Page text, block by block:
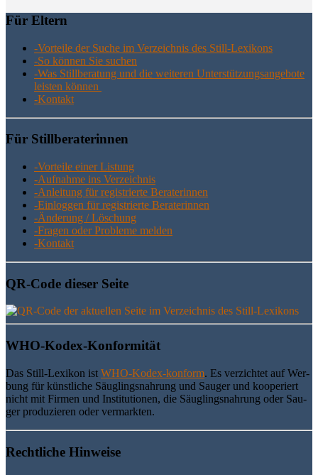
Für Eltern
-Vor­tei­le der Suche im Ver­zeich­nis des Still-Lexikons
-So kön­nen Sie suchen
-Was Still­be­ra­tung und die wei­te­ren Unter­stüt­zungs­an­ge­bo­te
leis­ten können
-Kon­takt
Für Still­be­ra­te­rin­nen
-Vor­tei­le einer Listung
-Auf­nah­me ins Verzeichnis
-Anlei­tung für regis­trier­te Beraterinnen
-Ein­log­gen für regis­trier­te Beraterinnen
-Ände­rung / Löschung
-Fra­gen oder Pro­ble­me melden
-Kon­takt
QR-Code die­ser Seite
WHO-Kodex-Kon­for­mi­tät
Das Still-Lexi­kon ist WHO-Kodex-kon­form. Es ver­zich­tet auf Wer­
bung für künst­li­che Säug­lings­nah­rung und Sau­ger und koope­riert
nicht mit Fir­men und Insti­tu­tio­nen, die Säug­lings­nah­rung oder Sau­
ger pro­du­zie­ren oder vermarkten.
Recht­li­che Hinweise